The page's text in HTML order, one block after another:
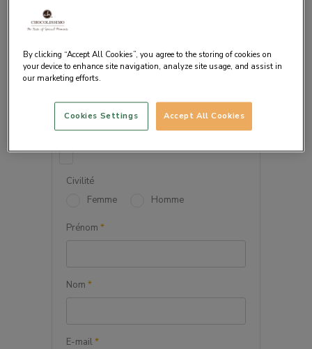
PERSONNELLES
Civilité
Femme
Homme
Prénom *
Nom *
E-mail*
By clicking “Accept All Cookies”, you agree to the storing of cookies on
your device to enhance site navigation, analyze site usage, and assist in
our marketing efforts.
Accept All Cookies
Cookies Settings